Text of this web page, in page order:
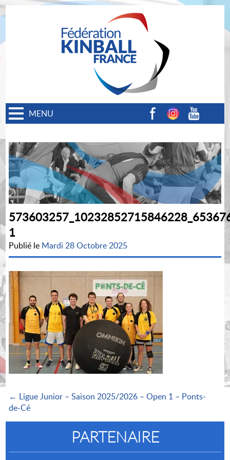
MENU
1
Publié le Mardi 28 Octobre 2025
← Ligue Junior – Saison 2025/2026 – Open 1 – Ponts-
de-Cé
PARTENAIRE